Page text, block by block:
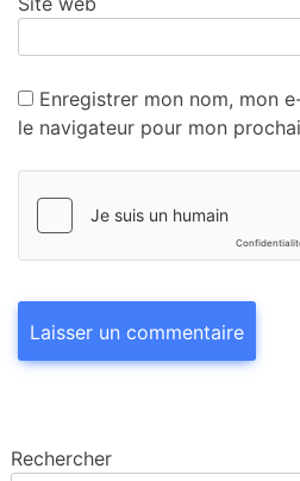
Enregistrer mon nom, mon
le navigateur pour mon
Rechercher